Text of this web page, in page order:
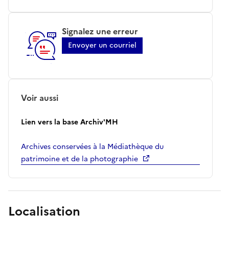
Signalez une erreur
Envoyer un courriel
Voir aussi
Lien vers la base Archiv'MH
Archives conservées à la Médiathèque du
patrimoine et de la photographie
Localisation